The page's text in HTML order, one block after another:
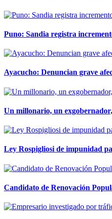
Puno: Sandia registra
Ayacucho: Denuncian grave
Un millonario, un
Ley Rospigliosi de impunidad
Candidato de Renovación